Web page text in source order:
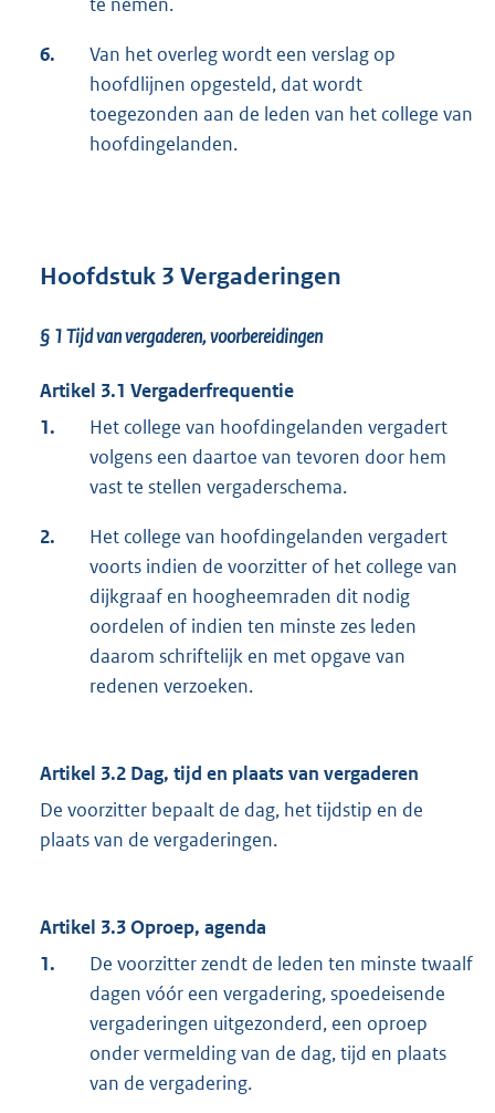
te nemen.
6.
Van het overleg wordt een verslag op
hoofdlijnen opgesteld, dat wordt
toegezonden aan de leden van het college van
hoofdingelanden.
Hoofdstuk 3 Vergaderingen
§ 1Tijd van vergaderen, voorbereidingen
Artikel 3.1 Vergaderfrequentie
1.
Het college van hoofdingelanden vergadert
volgens een daartoe van tevoren door hem
vast te stellen vergaderschema.
2.
Het college van hoofdingelanden vergadert
voorts indien de voorzitter of het college van
dijkgraaf en hoogheemraden dit nodig
oordelen of indien ten minste zes leden
daarom schriftelijk en met opgave van
redenen verzoeken.
Artikel 3.2 Dag, tijd en plaats van vergaderen
De voorzitter bepaalt de dag, het tijdstip en de
plaats van de vergaderingen.
Artikel 3.3 Oproep, agenda
1.
De voorzitter zendt de leden ten minste twaalf
dagen vóór een vergadering, spoedeisende
vergaderingen uitgezonderd, een oproep
onder vermelding van de dag, tijd en plaats
van de vergadering.